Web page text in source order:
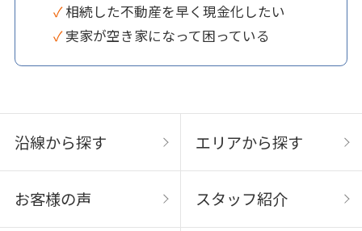
✓ 相続した不動産を早く現金化したい
✓ 実家が空き家になって困っている
沿線から探す エリアから探す
お客様の声 スタッフ紹介